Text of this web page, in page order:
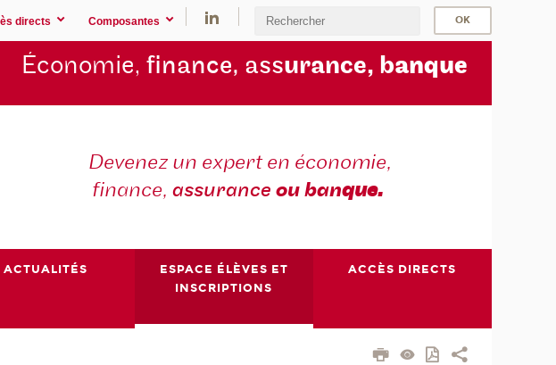
directs Composantes
Économie, finance, assurance, banque
Devenez un expert en économie,
finance, assurance ou banque.
ACTUALITÉS
ESPACE ÉLÈVES ET
INSCRIPTIONS
ACCÈS DIRECTS